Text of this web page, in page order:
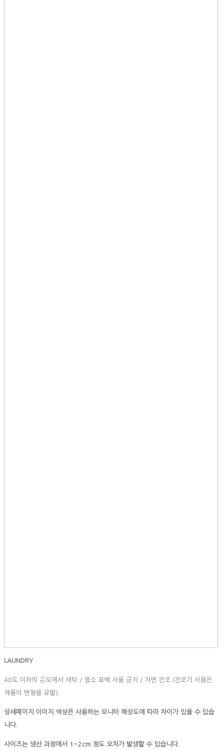
LAUNDRY
40도 이하의 온도에서 세탁 / 염소 표백 사용 금지 / 자연 건조 (건조기 사용은
제품의 변형을 유발)
상세페이지 이미지 색상은 사용하는 모니터 해상도에 따라 차이가 있을 수 있습
니다.
사이즈는 생산 과정에서 1~2cm 정도 오차가 발생할 수 있습니다.